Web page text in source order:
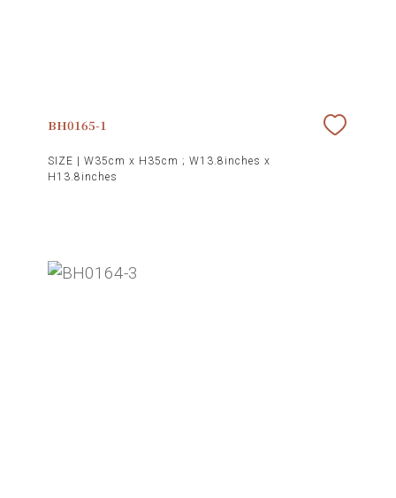
BH0165-1
SIZE | W35cm x H35cm ; W13.8inches x
H13.8inches